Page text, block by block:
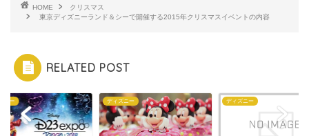
HOME
クリスマス
東京ディズニーランド＆シーで開催する2015年クリスマスイベントの内容
RELATED POST
ニー ディズニー ディズニー